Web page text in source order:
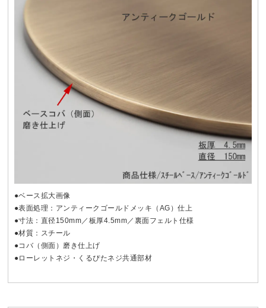
●ベース拡大画像
●表面処理：アンティークゴールドメッキ（AG）仕上
●寸法：直径150mm／板厚4.5mm／裏面フェルト仕様
●材質：スチール
●コバ（側面）磨き仕上げ
●ローレットネジ・くるぴたネジ共通部材